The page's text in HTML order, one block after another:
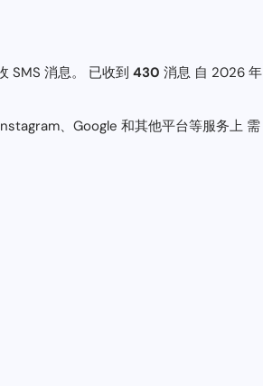
SMS 消息。 已收到 430 消息 自 2026 年
、Google 和其他平台等服务上 需